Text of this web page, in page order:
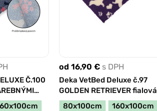
Č.100
od 16,90 € s DPH
Deka VetBed Deluxe č.97
GOLDEN RETRIEVER fialová
80x100cm
160x100cm